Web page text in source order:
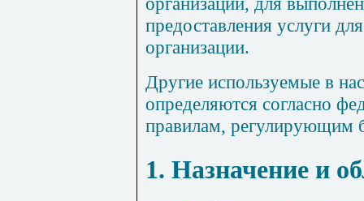
предоставления услуги
организации.
Другие используемые в
определяются согласно
правилам, регулирующим
1. Назначение и